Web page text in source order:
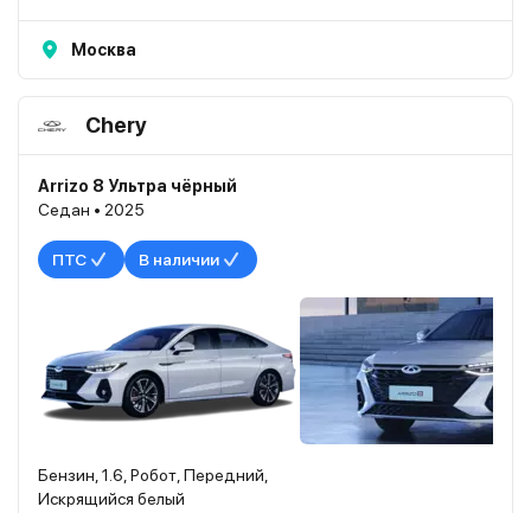
Москва
Chery
Arrizo 8 Ультра чёрный
Седан • 2025
ПТС В наличии
Бензин, 1.6, Робот, Передний,
Искрящийся белый